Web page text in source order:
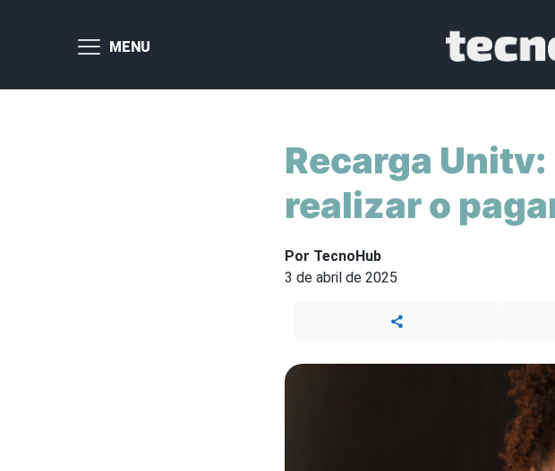
MENU
Recarga
realizar o
Por TecnoHub
3 de abril de 2025